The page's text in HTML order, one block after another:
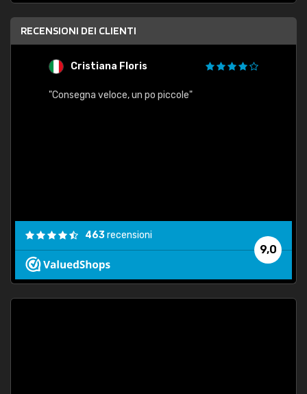
RECENSIONI DEI CLIENTI
Cristiana Floris
"Consegna veloce, un po piccole"
9,0
463recensioni